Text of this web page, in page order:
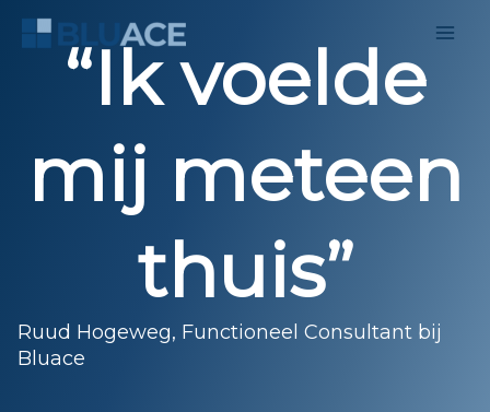
naar
“Ik voelde
mij meteen
thuis”
Ruud Hogeweg, Functioneel Consultant bij
Bluace